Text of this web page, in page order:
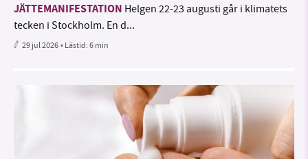
JÄTTEMANIFESTATION Helgen 22-23 augusti går i klimatets
tecken i Stockholm. En d...
29 jul 2026• Lästid:6 min